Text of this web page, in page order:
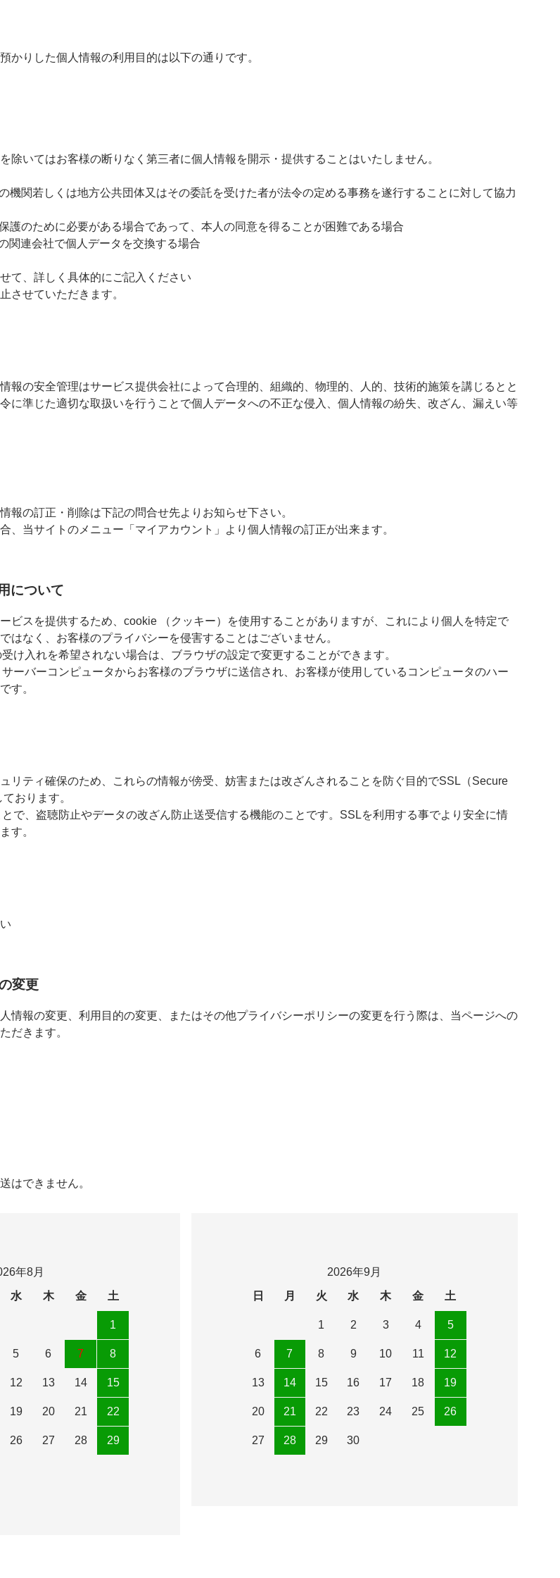
かりした個人情報の利用目的は以下の通りです。
除いてはお客様の断りなく第三者に個人情報を開示・提供することはいたしません。
機関若しくは地方公共団体又はその委託を受けた者が法令の定める事務を遂行することに対して協力
護のために必要がある場合であって、本人の同意を得ることが困難である場合
関連会社で個人データを交換する場合
て、詳しく具体的にご記入ください
させていただきます。
報の安全管理はサービス提供会社によって合理的、組織的、物理的、人的、技術的施策を講じるとと
に準じた適切な取扱いを行うことで個人データへの不正な侵入、個人情報の紛失、改ざん、漏えい等
報の訂正・削除は下記の問合せ先よりお知らせ下さい。
、当サイトのメニュー「マイアカウント」より個人情報の訂正が出来ます。
について
ビスを提供するため、cookie （クッキー）を使用することがありますが、これにより個人を特定で
はなく、お客様のプライバシーを侵害することはございません。
け入れを希望されない場合は、ブラウザの設定で変更することができます。
ーバーコンピュータからお客様のブラウザに送信され、お客様が使用しているコンピュータのハー
す。
リティ確保のため、これらの情報が傍受、妨害または改ざんされることを防ぐ目的でSSL（Secure
おります。
で、盗聴防止やデータの改ざん防止送受信する機能のことです。SSLを利用する事でより安全に情
す。
変更
情報の変更、利用目的の変更、またはその他プライバシーポリシーの変更を行う際は、当ページへの
だきます。
はできません。
年8月
水 木 金 土
1
5 6 7 8
12 13 14 15
19 20 21 22
26 27 28 29
2026年9月
日
月 火 水 木 金 土
1 2 3 4 5
6 7 8 9 10 11 12
13 14 15 16 17 18 19
20 21 22 23 24 25 26
27 28 29 30